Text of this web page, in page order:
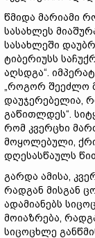
წმიდა მარიამი
სასახლეს
სასახლეში
ტიბერიუსს
აღსდგა“.
„როგორ შეეძლო
დაუჯერებელია,
გაწითლდეს“.
რომ კვერცხი
მოყოლებული,
დღესასწაულს
გარდა ამისა,
რადგან მისგან
ადამიანებს
მოიაზრება,
სიცოცხლე